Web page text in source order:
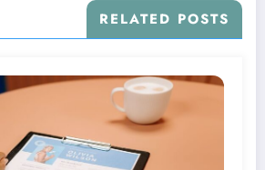
RELATED POSTS